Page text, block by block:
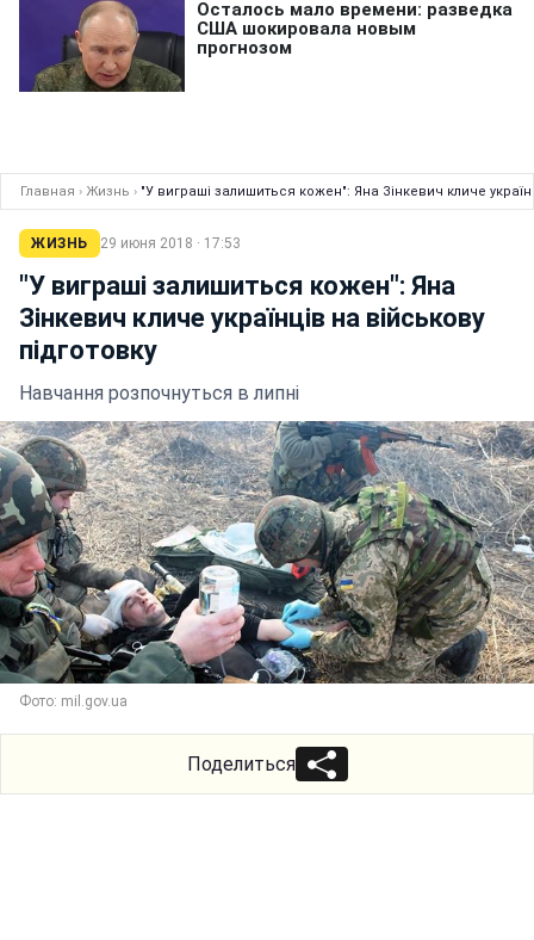
Главная › Жизнь › "У виграші залишиться кожен": Яна Зінкевич кличе
ЖИЗНЬ 29 июня 2018 · 17:53
"У виграші залишиться кожен": Яна
Зінкевич кличе українців на військову
підготовку
Навчання розпочнуться в липні
Фото: mil.gov.ua
Поделиться